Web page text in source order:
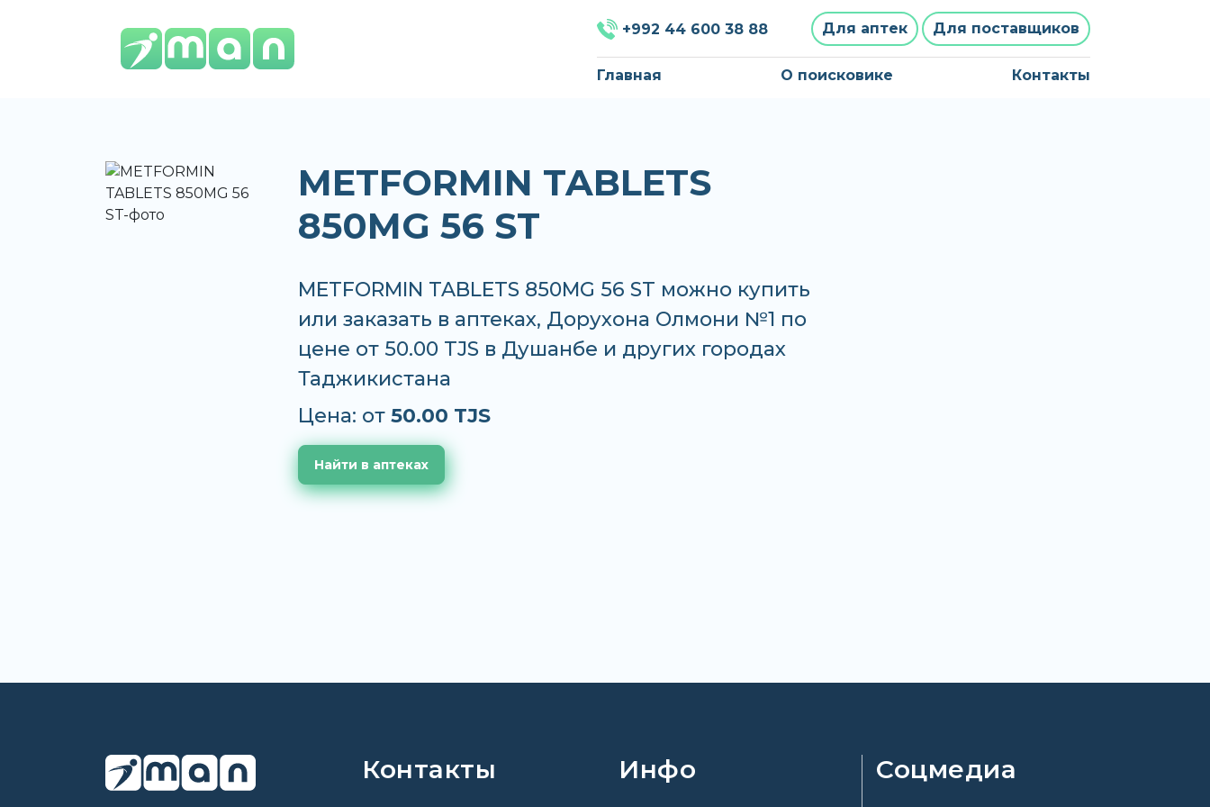
+992 44 600 38 88 Для аптек Для поставщиков
Главная О поисковике Контакты
METFORMIN TABLETS
850MG 56 ST
METFORMIN TABLETS 850MG 56 ST можно купить
или заказать в аптеках, Дорухона Олмони №1 по
цене от 50.00 TJS в Душанбе и других городах
Таджикистана
Цена: от 50.00 TJS
Найти в аптеках
Контакты Инфо Соцмедиа